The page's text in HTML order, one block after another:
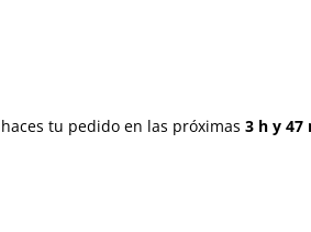
tu pedido en las próximas 3 h y 47